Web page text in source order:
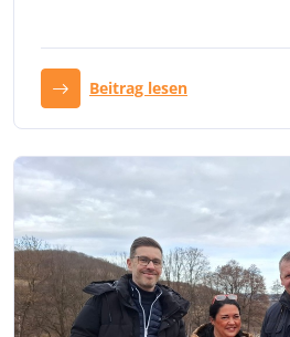
Beitrag lesen